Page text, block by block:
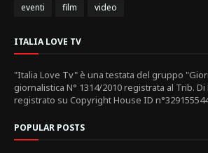
eventi
film video
ITALIA LOVE TV
"Italia Love Tv" è una testata del gruppo
giornalistica N° 1314/2010 registrata al Trib. Di
registrato su Copyright House ID
POPULAR POSTS